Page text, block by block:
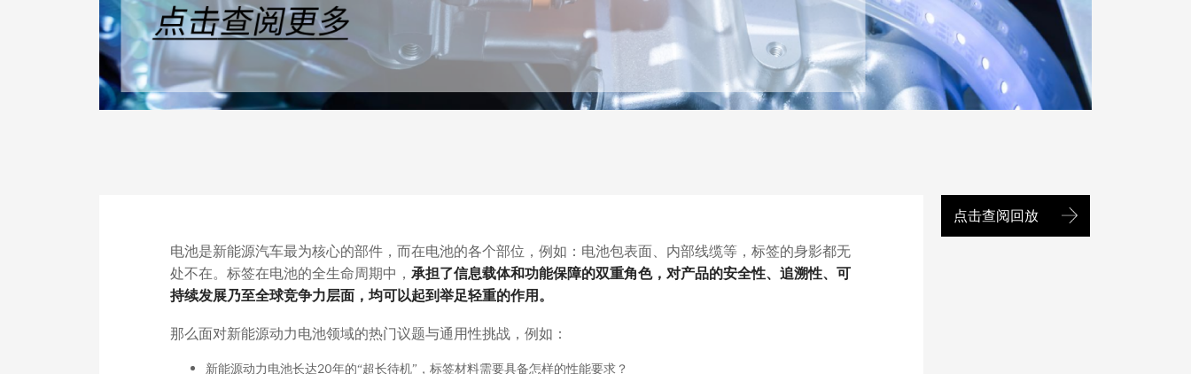
电池是新能源汽车最为核心的部件，而在电池的各个部位，例如：电池包表面、内部线缆等，标签的身影都无
处不在。标签在电池的全生命周期中， 承担了信息载体和功能保障的双重角色，对产品的安全性、追溯性、可
持续发展乃至全球竞争力层面，均可以起到举足轻重的作用。
那么面对新能源动力电池领域的热门议题与通用性挑战，例如：
新能源动力电池长达20年的“超长待机”，标签材料需要具备怎样的性能要求？
点击查阅回放